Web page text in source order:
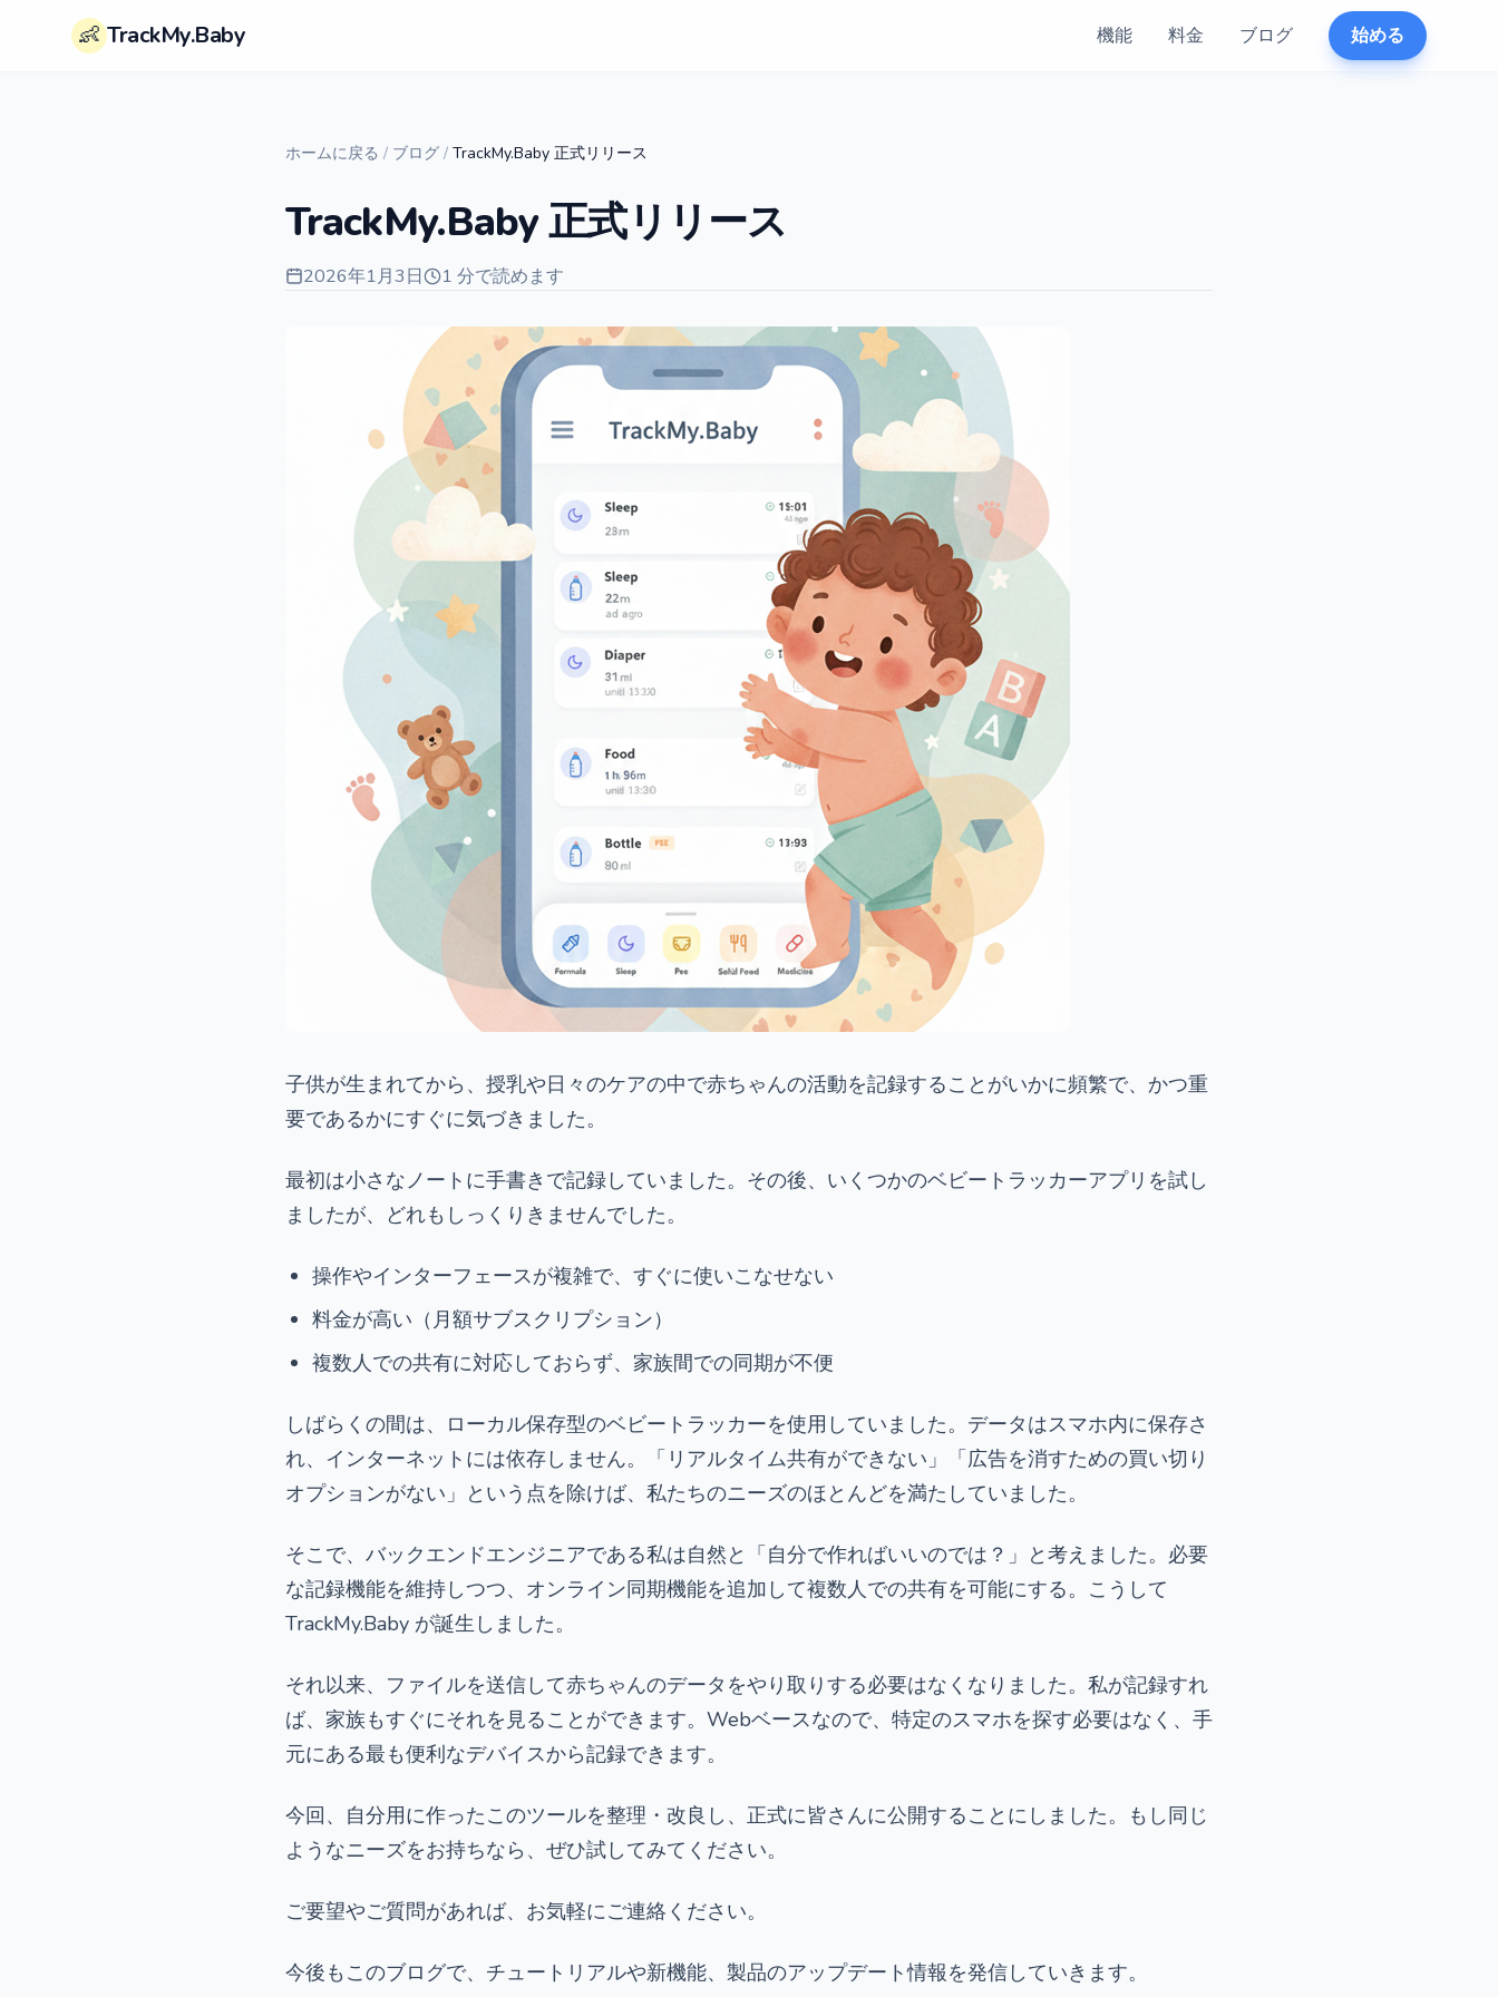
👶 TrackMy.Baby 機能 料金 ブログ 始める
ホームに戻る / ブログ / TrackMy.Baby 正式リリース
TrackMy.Baby 正式リリース
2026年1月3日 1 分で読めます
子供が生まれてから、授乳や日々のケアの中で赤ちゃんの活動を記録することがいかに頻繁で、かつ重
要であるかにすぐに気づきました。
最初は小さなノートに手書きで記録していました。その後、いくつかのベビートラッカーアプリを試し
ましたが、どれもしっくりきませんでした。
操作やインターフェースが複雑で、すぐに使いこなせない
料金が高い（月額サブスクリプション）
複数人での共有に対応しておらず、家族間での同期が不便
しばらくの間は、ローカル保存型のベビートラッカーを使用していました。データはスマホ内に保存さ
れ、インターネットには依存しません。「リアルタイム共有ができない」「広告を消すための買い切り
オプションがない」という点を除けば、私たちのニーズのほとんどを満たしていました。
そこで、バックエンドエンジニアである私は自然と「自分で作ればいいのでは？」と考えました。必要
な記録機能を維持しつつ、オンライン同期機能を追加して複数人での共有を可能にする。こうして
TrackMy.Baby が誕生しました。
それ以来、ファイルを送信して赤ちゃんのデータをやり取りする必要はなくなりました。私が記録すれ
ば、家族もすぐにそれを見ることができます。Webベースなので、特定のスマホを探す必要はなく、手
元にある最も便利なデバイスから記録できます。
今回、自分用に作ったこのツールを整理・改良し、正式に皆さんに公開することにしました。もし同じ
ようなニーズをお持ちなら、ぜひ試してみてください。
ご要望やご質問があれば、お気軽にご連絡ください。
今後もこのブログで、チュートリアルや新機能、製品のアップデート情報を発信していきます。